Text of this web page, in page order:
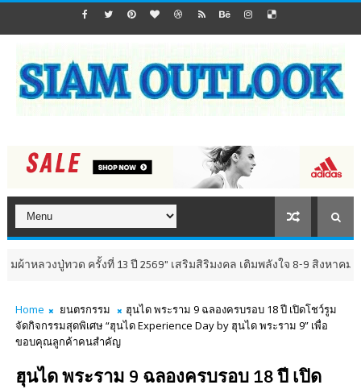
ครั้งที่ 13 ปี 2569" เสริมสิริมงคล เติมพลังใจ 8-9 สิงหาคม นี้ ณ วัดห้วย
Home ยนตรกรรม
ฮุนได พระราม 9 ฉลองครบรอบ 18 ปี เปิดโชว์รูม
จัดกิจกรรมสุดพิเศษ “ฮุนได Experience Day by ฮุนได พระราม 9” เพื่อ
ขอบคุณลูกค้าคนสำคัญ
ฮุนได พระราม 9 ฉลองครบรอบ 18 ปี เปิด